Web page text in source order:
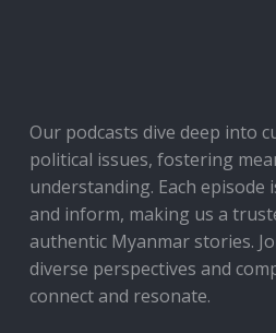
Our podcasts dive deep into
political issues, fostering
understanding. Each episode
and inform, making us a
authentic Myanmar stories.
diverse perspectives and
connect and resonate.